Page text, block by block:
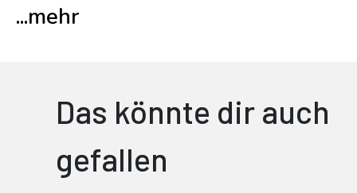
...mehr
Das könnte dir auch
gefallen